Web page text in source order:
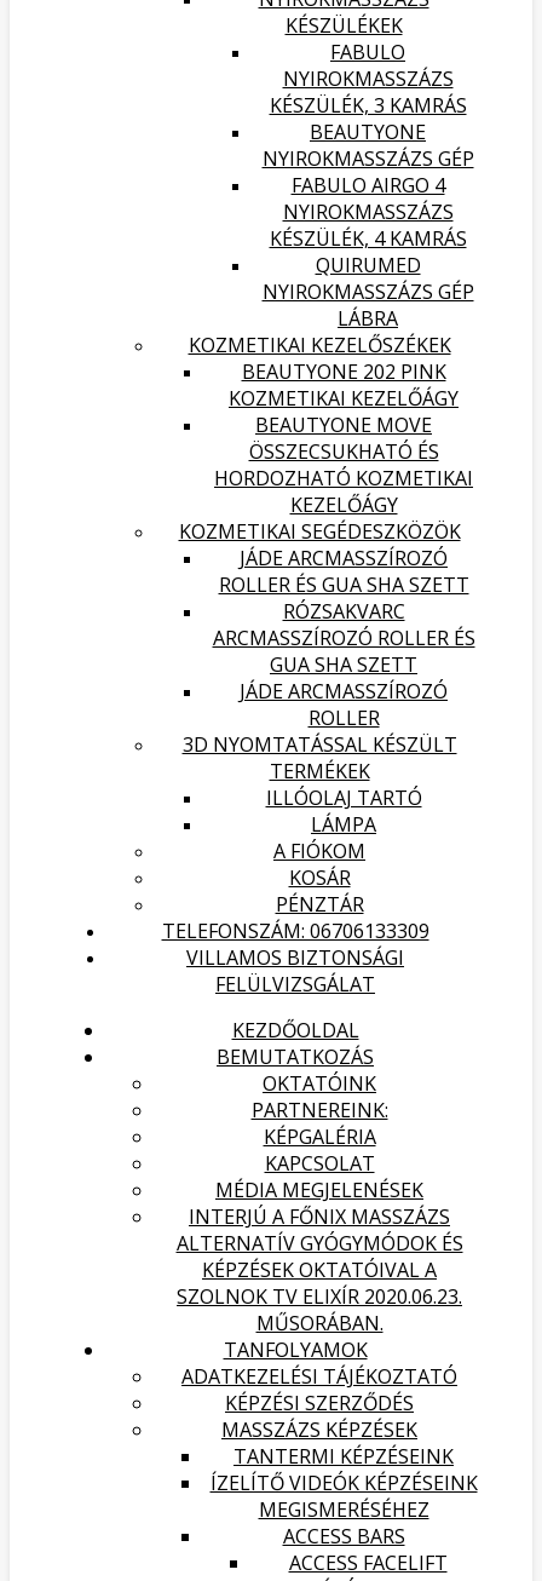
KÉSZÜLÉKEK
FABULO
NYIROKMASSZÁZS
KÉSZÜLÉK, 3 KAMRÁS
BEAUTYONE
NYIROKMASSZÁZS GÉP
FABULO AIRGO 4
NYIROKMASSZÁZS
KÉSZÜLÉK, 4 KAMRÁS
QUIRUMED
NYIROKMASSZÁZS GÉP
LÁBRA
KOZMETIKAI KEZELŐSZÉKEK
BEAUTYONE 202 PINK
KOZMETIKAI KEZELŐÁGY
BEAUTYONE MOVE
ÖSSZECSUKHATÓ ÉS
HORDOZHATÓ KOZMETIKAI
KEZELŐÁGY
KOZMETIKAI SEGÉDESZKÖZÖK
JÁDE ARCMASSZÍROZÓ
ROLLER ÉS GUA SHA SZETT
RÓZSAKVARC
ARCMASSZÍROZÓ ROLLER ÉS
GUA SHA SZETT
JÁDE ARCMASSZÍROZÓ
ROLLER
3D NYOMTATÁSSAL KÉSZÜLT
TERMÉKEK
ILLÓOLAJ TARTÓ
LÁMPA
A FIÓKOM
KOSÁR
PÉNZTÁR
TELEFONSZÁM: 06706133309
VILLAMOS BIZTONSÁGI
FELÜLVIZSGÁLAT
KEZDŐOLDAL
BEMUTATKOZÁS
OKTATÓINK
PARTNEREINK:
KÉPGALÉRIA
KAPCSOLAT
MÉDIA MEGJELENÉSEK
INTERJÚ A FŐNIX MASSZÁZS
ALTERNATÍV GYÓGYMÓDOK ÉS
KÉPZÉSEK OKTATÓIVAL A
SZOLNOK TV ELIXÍR 2020.06.23.
MŰSORÁBAN.
TANFOLYAMOK
ADATKEZELÉSI TÁJÉKOZTATÓ
KÉPZÉSI SZERZŐDÉS
MASSZÁZS KÉPZÉSEK
TANTERMI KÉPZÉSEINK
ÍZELÍTŐ VIDEÓK KÉPZÉSEINK
MEGISMERÉSÉHEZ
ACCESS BARS
ACCESS FACELIFT